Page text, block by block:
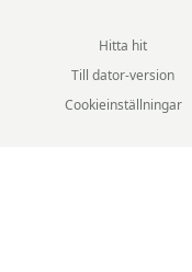
Hitta hit
Till dator-version
Cookieinställningar